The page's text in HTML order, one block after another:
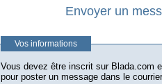
Envoyer un
Vos informations
Vous devez être inscrit sur Blada.com
pour poster un message dans le